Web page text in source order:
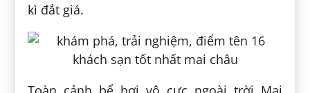
kì đắt giá.